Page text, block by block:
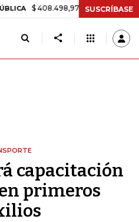
408.498,97 +$ 8.753,81 +2,19%
SUSCRÍBASE
capacitación
primeros